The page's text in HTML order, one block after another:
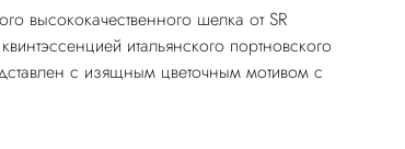
высококачественного шелка от SR
итальянского портновского
с изящным цветочным мотивом с